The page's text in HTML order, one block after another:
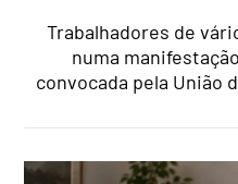
Trabalhadores de
numa
convocada pela União